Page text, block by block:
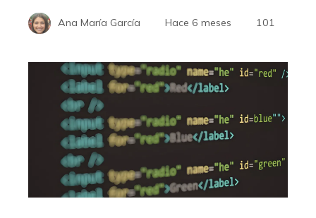
Ana María García Hace 6 meses 101